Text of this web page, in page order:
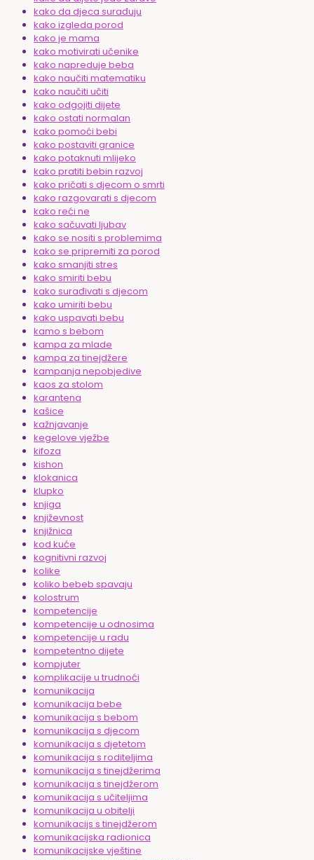
kako da djeca surađuju
kako izgleda porod
kako je mama
kako motivirati učenike
kako napreduje beba
kako naučiti matematiku
kako naučiti učiti
kako odgojiti dijete
kako ostati normalan
kako pomoći bebi
kako postaviti granice
kako potaknuti mlijeko
kako pratiti bebin razvoj
kako pričati s djecom o smrti
kako razgovarati s djecom
kako reći ne
kako sačuvati ljubav
kako se nositi s problemima
kako se pripremiti za porod
kako smanjiti stres
kako smiriti bebu
kako surađivati s djecom
kako umiriti bebu
kako uspavati bebu
kamo s bebom
kampa za mlade
kampa za tinejdžere
kampanja nepobjedive
kaos za stolom
karantena
kašice
kažnjavanje
kegelove vježbe
kifoza
kishon
klokanica
klupko
knjiga
književnost
knjižnica
kod kuće
kognitivni razvoj
kolike
koliko bebeb spavaju
kolostrum
kompetencije
kompetencije u odnosima
kompetencije u radu
kompetentno dijete
kompjuter
komplikacije u trudnoći
komunikacija
komunikacija bebe
komunikacija s bebom
komunikacija s djecom
komunikacija s djetetom
komunikacija s roditeljima
komunikacija s tinejdžerima
komunikacija s tinejdžerom
komunikacija s učiteljima
komunikacija u obitelji
komunikacijs s tinejdžerom
komunikacijska radionica
komunikacijske vještine